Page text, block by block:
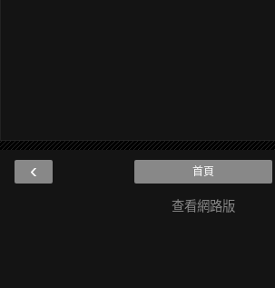
‹ 首頁
查看網路版